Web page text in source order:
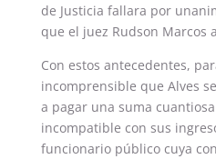
de Justicia fallara por
que el juez Rudson Marcos
Con estos antecedentes,
incomprensible que Alves
a pagar una suma
incompatible con sus
funcionario público cuya